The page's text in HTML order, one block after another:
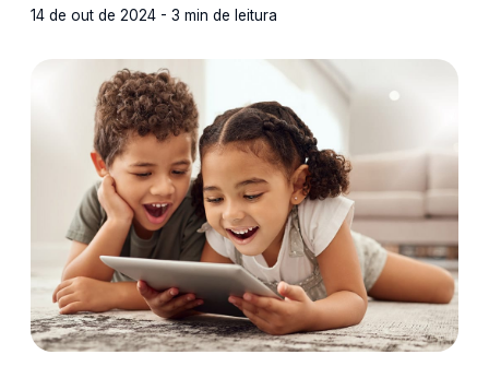
14 de out de 2024 - 3 min de leitura